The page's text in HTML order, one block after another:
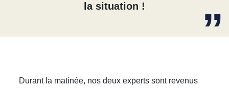
la situation !
Durant la matinée, nos deux experts sont revenus